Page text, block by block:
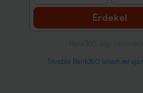
Érdekel
További Bank360 lakáshitel